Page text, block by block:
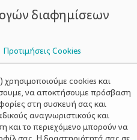
ΣΥΜΒΟΥΛΟΙ
διαφημίσεων
Προτιμήσεις Cookies
) χρησιμοποιούμε cookies και
να αποκτήσουμε πρόσβαση
στη συσκευή σας και
αναγνωριστικούς και
και το περιεχόμενο μπορούν να